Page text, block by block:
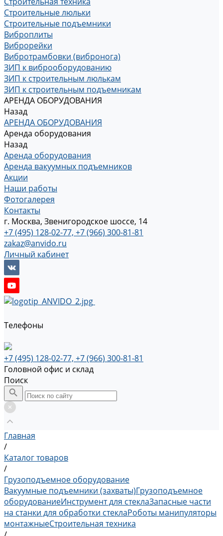
Строительные люльки
Строительные подъемники
Виброплиты
Виброрейки
Вибротрамбовки (вибронога)
ЗИП к виброоборудованию
ЗИП к строительным люлькам
ЗИП к строительным подъемникам
АРЕНДА ОБОРУДОВАНИЯ
Назад
АРЕНДА ОБОРУДОВАНИЯ
Аренда оборудования
Назад
Аренда оборудования
Аренда вакуумных подъемников
Акции
Наши работы
Фотогалерея
Контакты
г. Москва, Звенигородское шоссе, 14
+7 (495) 128-02-77, +7 (966) 300-81-81
zakaz@anvido.ru
Личный кабинет
Телефоны
+7 (495) 128-02-77, +7 (966) 300-81-81
Головной офис и склад
Поиск
Главная
/
Каталог товаров
/
Грузоподъемное оборудование
Вакуумные подъемники (захваты)Грузоподъемное
оборудованиеИнструмент для стеклаЗапасные части
на станки для обработки стеклаРоботы манипуляторы
монтажныеСтроительная техника